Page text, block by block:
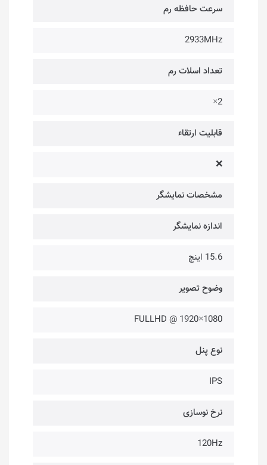
سرعت حافظه رم
2933MHz
تعداد اسلات رم
2×
قابلیت ارتقاء
❌
مشخصات نمایشگر
اندازه نمایشگر
15.6 اینچ
وضوح تصویر
1080×1920 @ FULLHD
نوع پنل
IPS
نرخ نوسازی
120Hz